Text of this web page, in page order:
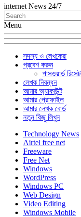
internet News 24/7
Menu
সদস্য ও লেখকেরা
প্রবেশ করুন
পাসওয়ার্ড রিসেট
লেখক নিবন্ধন
আমার অ্যাকাউন্ট
আমার প্রোফাইল
আমার লেখক বোর্ড
নতুন কিছু লিখুন
Technology News
Airtel free net
Freeware
Free Net
Windows
WordPress
Windows PC
Web Design
Video Editing
Windows Mobile